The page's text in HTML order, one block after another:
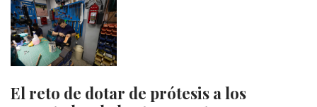
El reto de dotar de prótesis a los